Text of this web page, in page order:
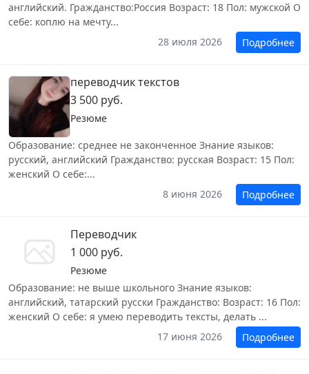
английский. Гражданство:Россия Возраст: 18 Пол: мужской О
себе: коплю на мечту...
28 июля 2026
Подробнее
переводчик текстов
3 500 руб.
Резюме
Образование: среднее не законченное Знание языков:
русский, английский Гражданство: русская Возраст: 15 Пол:
женский О себе:...
8 июня 2026
Подробнее
Переводчик
1 000 руб.
Резюме
Образование: не выше школьного Знание языков:
английский, татарский русски Гражданство: Возраст: 16 Пол:
женский О себе: я умею переводить тексты, делать ...
17 июня 2026
Подробнее